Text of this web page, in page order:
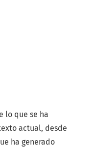
lo que se ha
actual, desde
ha generado